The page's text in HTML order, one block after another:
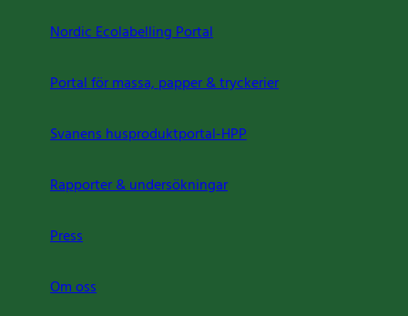
Nordic Ecolabelling Portal
Portal för massa, papper & tryckerier
Svanens husproduktportal-HPP
Rapporter & undersökningar
Press
Om oss